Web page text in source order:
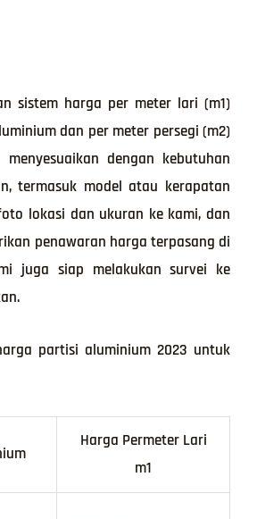
sistem harga per meter lari (m1)
dan per meter persegi (m2)
dengan kebutuhan
termasuk model atau kerapatan
lokasi dan ukuran ke kami, dan
penawaran harga terpasang di
juga siap melakukan survei ke
partisi aluminium 2023 untuk
Harga Permeter Lari
m1